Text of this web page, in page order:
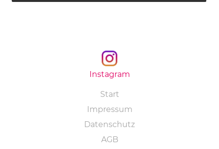
Instagram
Navigation
Start
Impressum
Datenschutz
AGB